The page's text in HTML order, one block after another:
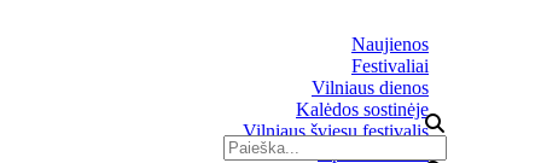
Naujienos
Festivaliai
Vilniaus dienos
Kalėdos sostinėje
Vilniaus šviesų festivalis